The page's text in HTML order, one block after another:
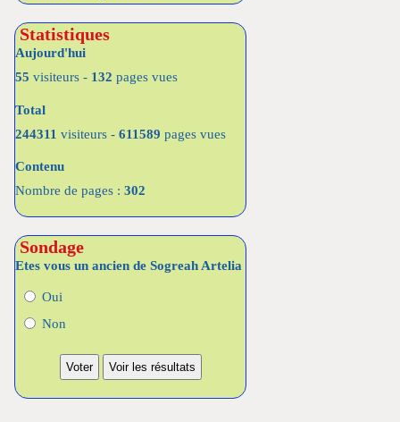
Statistiques
Aujourd'hui
55 visiteurs - 132 pages vues
Total
244311 visiteurs - 611589 pages vues
Contenu
Nombre de pages : 302
Sondage
Etes vous un ancien de Sogreah Artelia
Oui
Non